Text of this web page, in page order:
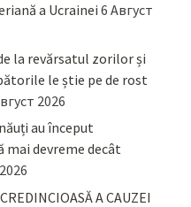
a Ucrainei 6 Август
la revărsatul zorilor și
le știe pe de rost
2026
au început
devreme decât
A CAUZEI